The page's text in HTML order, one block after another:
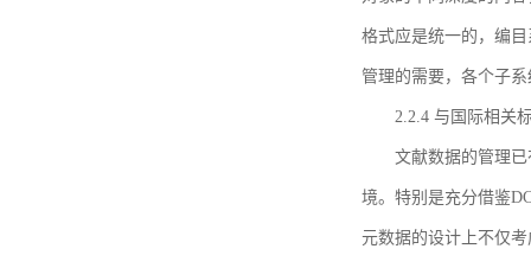
格式应是统一的，编
管理的需要，各个子
2.2.4 与国际相关
文献数据的管理
境。特别是充分借鉴
元数据的设计上不仅